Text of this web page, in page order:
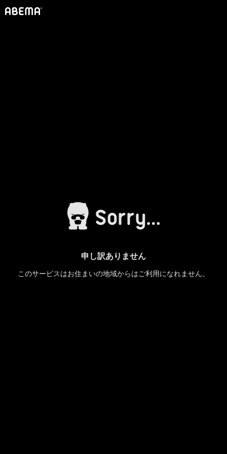
申し訳ありません
このサービスはお住まいの地域からはご利用になれません。